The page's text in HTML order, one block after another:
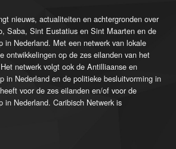
nieuws, actualiteiten en achtergronden over
Saba, Sint Eustatius en Sint Maarten en de
in Nederland. Met een netwerk van lokale
ontwikkelingen op de zes eilanden van het
netwerk volgt ook de Antilliaanse en
in Nederland en de politieke besluitvorming in
voor de zes eilanden en/of voor de
in Nederland. Caribisch Netwerk is